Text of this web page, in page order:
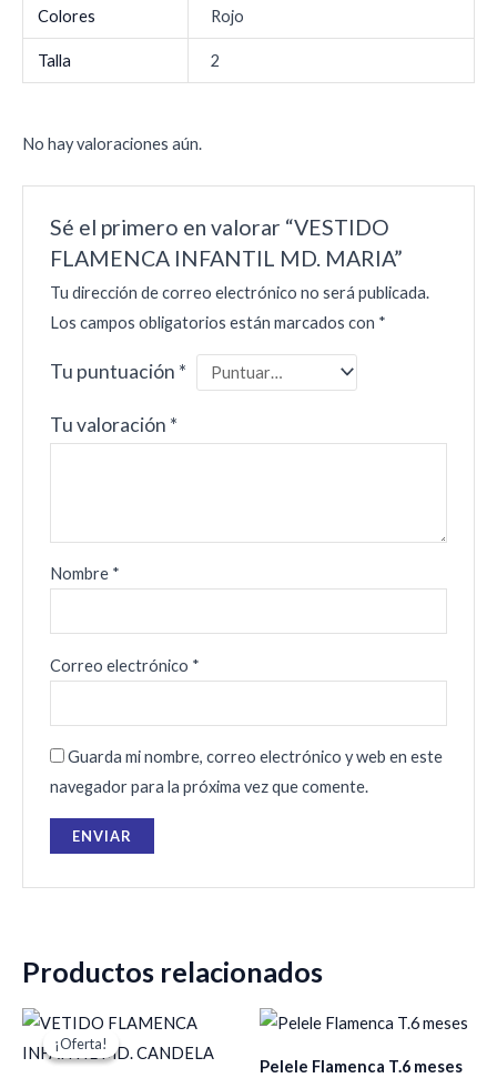
Colores Rojo
Talla 2
No hay valoraciones aún.
Sé el primero en valorar “VESTIDO
FLAMENCA INFANTIL MD. MARIA”
Tu dirección de correo electrónico no será publicada.
Los campos obligatorios están marcados con *
Tu puntuación *
Tu valoración *
Nombre *
Correo electrónico *
Guarda mi nombre, correo electrónico y web en este
navegador para la próxima vez que comente.
Productos relacionados
¡Oferta!
¡Oferta!
El
precio
original
El
precio
actual
Pelele Flamenca T.6 meses